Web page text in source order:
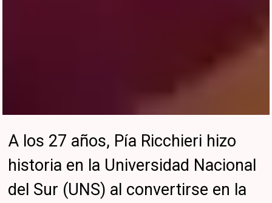
A los 27 años, Pía Ricchieri hizo
historia en la Universidad Nacional
del Sur (UNS) al convertirse en la